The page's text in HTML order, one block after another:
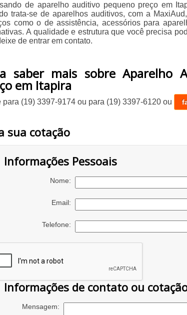
de aparelho auditivo pequeno preço em
trata-se de aparelhos auditivos, com a
como o de assistência, acessórios para
A qualidade e estrutura que você precisa
de entrar em contato.
saber mais sobre Aparelho
em Itapira
para (19) 3397-9174 ou para (19) 3397-6120 ou
sua cotação
Informações Pessoais
Nome:
Email:
Telefone:
Informações de contato ou
Mensagem: